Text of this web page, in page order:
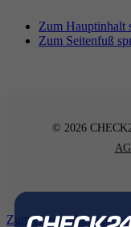
Zum Hauptinhalt
Zum Seitenfuß
© 2026
Zum Hauptinhalt